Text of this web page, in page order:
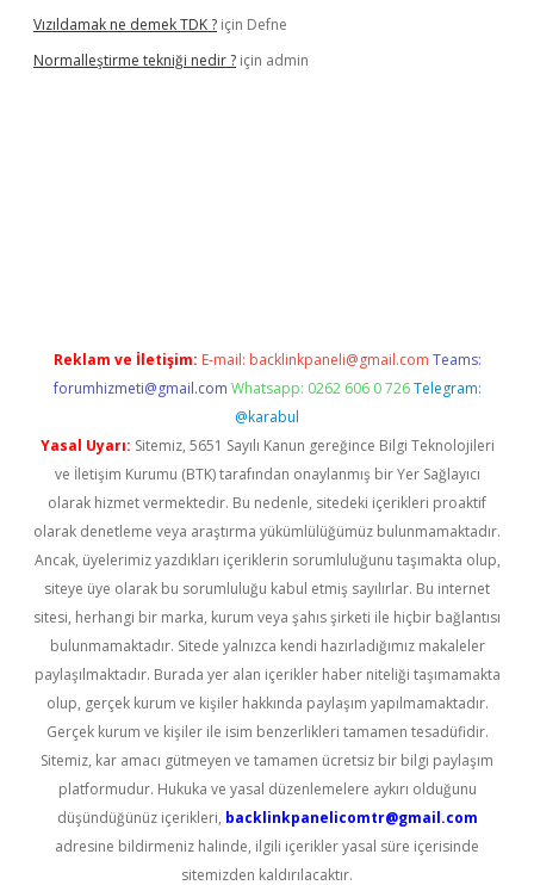
Vızıldamak ne demek TDK ? için Defne
Normalleştirme tekniği nedir ? için admin
Reklam ve İletişim: E-mail: backlinkpaneli@gmail.com Teams:
forumhizmeti@gmail.com Whatsapp: 0262 606 0 726 Telegram:
@karabul
Yasal Uyarı: Sitemiz, 5651 Sayılı Kanun gereğince Bilgi Teknolojileri
ve İletişim Kurumu (BTK) tarafından onaylanmış bir Yer Sağlayıcı
olarak hizmet vermektedir. Bu nedenle, sitedeki içerikleri proaktif
olarak denetleme veya araştırma yükümlülüğümüz bulunmamaktadır.
Ancak, üyelerimiz yazdıkları içeriklerin sorumluluğunu taşımakta olup,
siteye üye olarak bu sorumluluğu kabul etmiş sayılırlar. Bu internet
sitesi, herhangi bir marka, kurum veya şahıs şirketi ile hiçbir bağlantısı
bulunmamaktadır. Sitede yalnızca kendi hazırladığımız makaleler
paylaşılmaktadır. Burada yer alan içerikler haber niteliği taşımamakta
olup, gerçek kurum ve kişiler hakkında paylaşım yapılmamaktadır.
Gerçek kurum ve kişiler ile isim benzerlikleri tamamen tesadüfidir.
Sitemiz, kar amacı gütmeyen ve tamamen ücretsiz bir bilgi paylaşım
platformudur. Hukuka ve yasal düzenlemelere aykırı olduğunu
düşündüğünüz içerikleri, backlinkpanelicomtr@gmail.com
adresine bildirmeniz halinde, ilgili içerikler yasal süre içerisinde
sitemizden kaldırılacaktır.